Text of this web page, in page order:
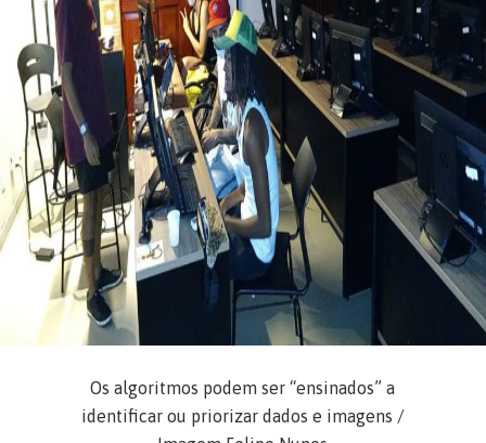
Os algoritmos podem ser “ensinados” a
identificar ou priorizar dados e imagens /